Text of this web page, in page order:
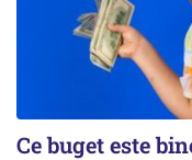
Ce buget este